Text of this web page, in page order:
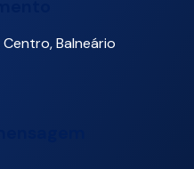
Centro,Balneário